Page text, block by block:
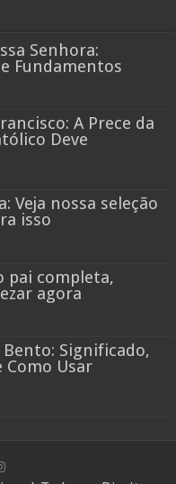
Senhora:
Fundamentos
A Prece da
Deve
Veja nossa seleção
isso
pai completa,
agora
Bento: Significado,
Como Usar